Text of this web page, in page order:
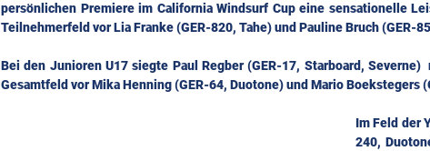
persönlichen Premiere im California Windsurf Cup eine sensationelle
Teilnehmerfeld vor Lia Franke (GER-820, Tahe) und Pauline Bruch (GER-
Bei den Junioren U17 siegte Paul Regber (GER-17, Starboard,
Gesamtfeld vor Mika Henning (GER-64, Duotone) und Mario Boekstegers
Im Feld der
240,